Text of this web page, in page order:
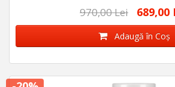
970,00 Lei 689,00
Adaugă în Coş